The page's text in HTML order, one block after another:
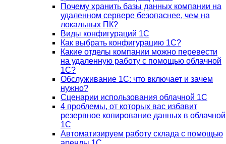
Почему хранить базы данных компании на
удаленном сервере безопаснее, чем на
локальных ПК?
Виды конфигураций 1С
Как выбрать конфигурацию 1С?
Какие отделы компании можно перевести
на удаленную работу с помощью облачной
1С?
Обслуживание 1С: что включает и зачем
нужно?
Сценарии использования облачной 1С
4 проблемы, от которых вас избавит
резервное копирование данных в облачной
1С
Автоматизируем работу склада с помощью